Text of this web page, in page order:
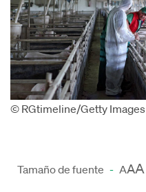
© RGtimeline/Getty Images
Tamaño de fuente - AAA